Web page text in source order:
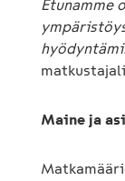
Etunamme
Maine ja